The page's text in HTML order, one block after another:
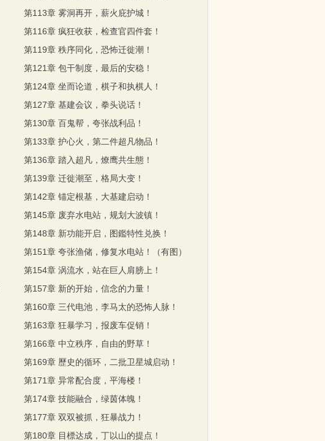
第113章 雾洞再开，薪火庇护城！
第116章 疯狂收获，检查官四件套！
第119章 秩序同化，恐怖迁徙潮！
第121章 包干制度，最后的安稳！
第124章 坐而论道，棋子和执棋人！
第127章 基建会议，拳头说话！
第130章 百鬼帮，夸张战利品！
第133章 护心火，第二件超凡物品！
第136章 踏入超凡，燎鹰共生態！
第139章 迁徙潮至，格局大变！
第142章 锚定根基，大基建启动！
第145章 废弃水电站，规划大波镇！
第148章 新功能开启，图鑑特性兑换！
第151章 夸张渔储，修复水电站！（有图）
第154章 涡流水，站在巨人肩膀上！
第157章 新的开始，信念的力量！
第160章 三代电池，李马太的恐怖人脉！
第163章 狂暴学习，报废车促销！
第166章 中立秩序，自由的野草！
第169章 歷史的循环，二批卫星城启动！
第171章 异常配合度，平海楼！
第174章 技能融合，绿茵体魄！
第177章 双双被抓，狂暴战力！
第180章 目標达成，丁以山的提点！